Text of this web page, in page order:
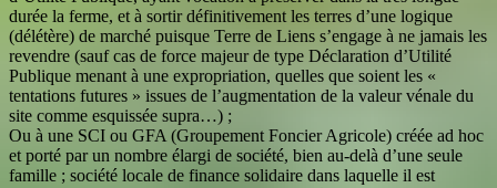
durée la ferme, et à sortir définitivement les terres d’une logique
(délétère) de marché puisque Terre de Liens s’engage à ne jamais les
revendre (sauf cas de force majeur de type Déclaration d’Utilité
Publique menant à une expropriation, quelles que soient les «
tentations futures » issues de l’augmentation de la valeur vénale du
site comme esquissée supra…) ;
Ou à une SCI ou GFA (Groupement Foncier Agricole) créée ad hoc
et porté par un nombre élargi de société, bien au-delà d’une seule
famille ; société locale de finance solidaire dans laquelle il est